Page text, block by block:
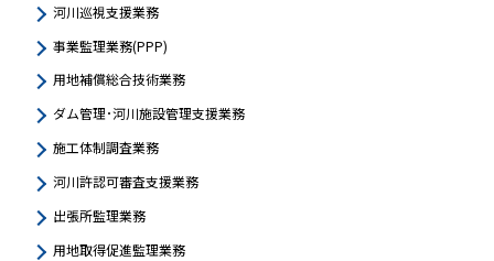
河川巡視支援業務
事業監理業務(PPP)
用地補償総合技術業務
ダム管理･河川施設管理支援業務
施工体制調査業務
河川許認可審査支援業務
出張所監理業務
用地取得促進監理業務